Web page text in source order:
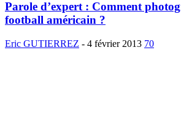
Parole d’expert : Comment
football américain ?
Eric GUTIERREZ - 4 février 2013 70